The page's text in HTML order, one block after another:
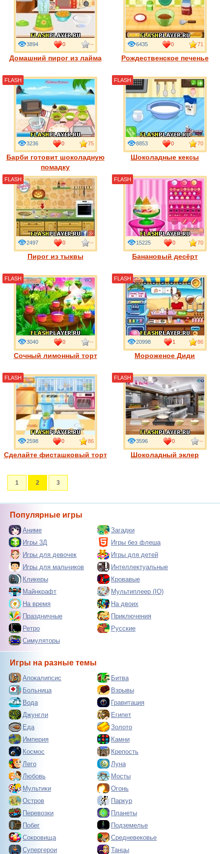
Домашний пирог из лайма
3894 0 --
Рождественское печенье
6435 0 71
Барби готовит шоколадную
помадку
3236 0 75
FLASH
Шоколадные кексы
8853 0 70
FLASH
Пирог из тыквы
2497 0 --
FLASH
Банановый десёрт
15225 0 70
FLASH
Сочный лимонный торт
3040 0 --
FLASH
Мороженое Диди
20998 1 86
FLASH
Сделайте фисташковый торт
2598 0 86
FLASH
Шоколадный эклер
3596 0 --
FLASH
1 2 3
Популярные игры
Аниме
Загадки
Игры 3Д
Игры без флеша
Игры для девочек
Игры для детей
Игры для мальчиков
Интеллектуальные
Кликеры
Кровавые
Майнкрафт
Мультиплеер (IO)
На время
На двоих
Праздничные
Приключения
Ретро
Русские
Симуляторы
Игры на разные темы
Апокалипсис
Битва
Больница
Взрывы
Вода
Гравитация
Джунгли
Египет
Еда
Золото
Империя
Камни
Космос
Крепость
Лего
Луна
Любовь
Мосты
Мультики
Огонь
Остров
Паркур
Перевозки
Планеты
Побег
Подземелье
Сокровища
Средневековье
Супергерои
Танцы